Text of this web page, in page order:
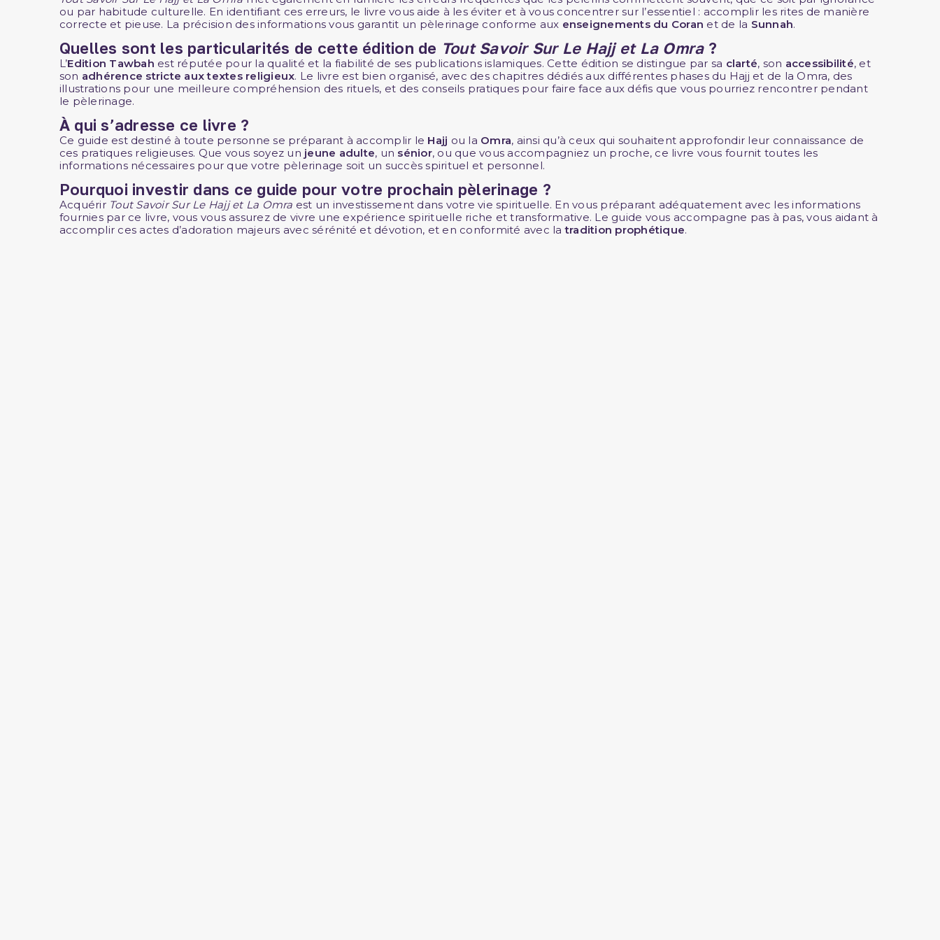
ou par habitude culturelle. En identifiant ces erreurs, le livre vous aide à les éviter et à vous concentrer sur l’essentiel : accomplir les rites de manière
correcte et pieuse. La précision des informations vous garantit un pèlerinage conforme aux enseignements du Coran et de la Sunnah.
Quelles sont les particularités de cette édition de Tout Savoir Sur Le Hajj et La Omra?
L’Edition Tawbah est réputée pour la qualité et la fiabilité de ses publications islamiques. Cette édition se distingue par sa clarté, son accessibilité, et
son adhérence stricte aux textes religieux. Le livre est bien organisé, avec des chapitres dédiés aux différentes phases du Hajj et de la Omra, des
illustrations pour une meilleure compréhension des rituels, et des conseils pratiques pour faire face aux défis que vous pourriez rencontrer pendant
le pèlerinage.
À qui s’adresse ce livre ?
Ce guide est destiné à toute personne se préparant à accomplir le Hajj ou la Omra, ainsi qu’à ceux qui souhaitent approfondir leur connaissance de
ces pratiques religieuses. Que vous soyez un jeune adulte, un sénior, ou que vous accompagniez un proche, ce livre vous fournit toutes les
informations nécessaires pour que votre pèlerinage soit un succès spirituel et personnel.
Pourquoi investir dans ce guide pour votre prochain pèlerinage ?
Acquérir Tout Savoir Sur Le Hajj et La Omra est un investissement dans votre vie spirituelle. En vous préparant adéquatement avec les informations
fournies par ce livre, vous vous assurez de vivre une expérience spirituelle riche et transformative. Le guide vous accompagne pas à pas, vous aidant à
accomplir ces actes d’adoration majeurs avec sérénité et dévotion, et en conformité avec latradition prophétique.